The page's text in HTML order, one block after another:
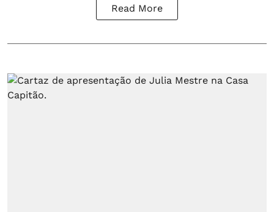
Read More